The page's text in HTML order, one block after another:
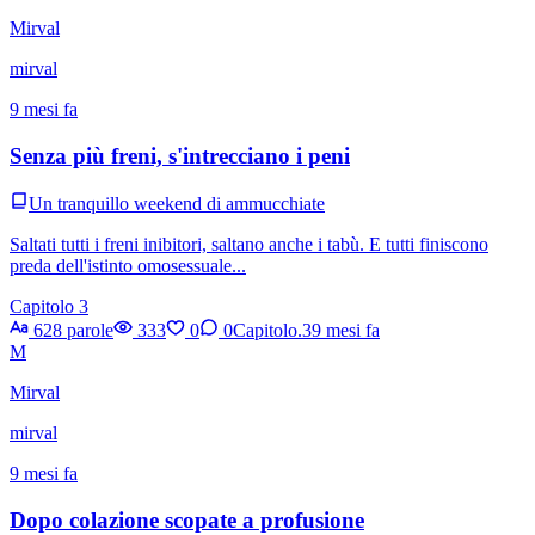
Mirval
mirval
9 mesi fa
Senza più freni, s'intrecciano i peni
Un tranquillo weekend di ammucchiate
Saltati tutti i freni inibitori, saltano anche i tabù. E tutti finiscono
preda dell'istinto omosessuale...
Capitolo 3
628 parole
333 0 0Capitolo.39 mesi fa
M
Mirval
mirval
9 mesi fa
Dopo colazione scopate a profusione